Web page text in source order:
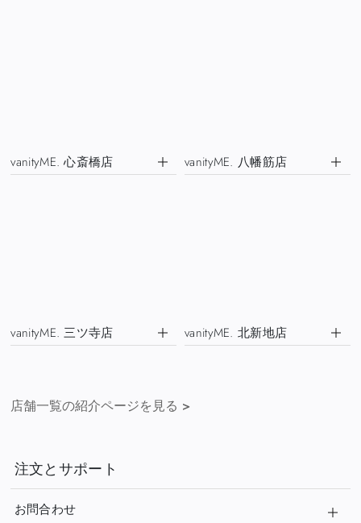
vanityME. 心斎橋店 vanityME. 八幡筋店
vanityME. 三ツ寺店 vanityME. 北新地店
店舗一覧の紹介ページを見る >
注文とサポート
お問合わせ